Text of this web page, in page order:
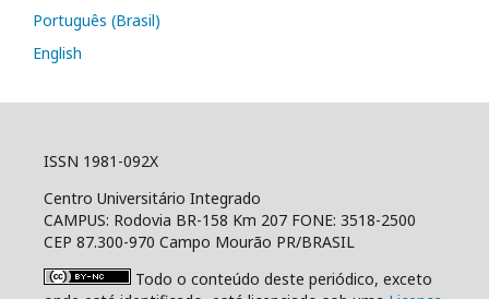
Português (Brasil)
English
ISSN 1981-092X
Centro Universitário Integrado
CAMPUS: Rodovia BR-158 Km 207 FONE: 3518-2500
CEP 87.300-970 Campo Mourão PR/BRASIL
Todo o conteúdo deste periódico, exceto